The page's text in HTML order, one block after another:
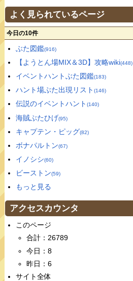
よく見られているページ
今日の10件
ぶた図鑑(916)
【ようとん場MIX＆3D】攻略wiki(448)
イベントハントぶた図鑑(183)
ハント場ぶた出現リスト (146)
伝説のイベントハント (140)
海賊ぶたひげ(95)
キャプテン・ピッグ(82)
ボナパルトン(67)
イノシシ(60)
ビーストン(59)
もっと見る
アクセスカウンタ
このページ
合計：26789
今日：8
昨日：6
サイト全体